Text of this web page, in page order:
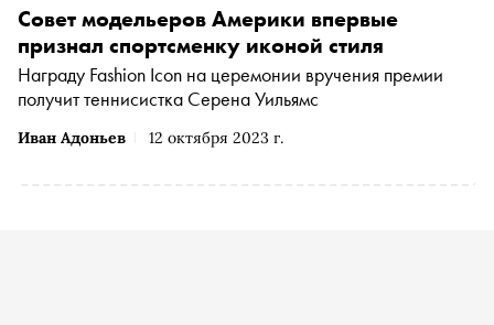
Иван Адоньев 12 октября 2023 г.
Совет модельеров Америки впервые
признал спортсменку иконой стиля
Награду Fashion Icon на церемонии вручения премии
получит теннисистка Серена Уильямс